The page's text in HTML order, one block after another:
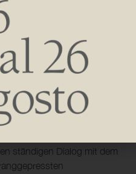
mit einer ästhetisch
und nicht versteckt
eine Hommage an einen
Oscar Niemeyer, dessen
und skulpturale Kurven
ein Stück Architektur,
ständigen Dialog mit dem